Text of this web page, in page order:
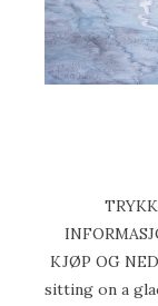
KJØP OG
sitting on a